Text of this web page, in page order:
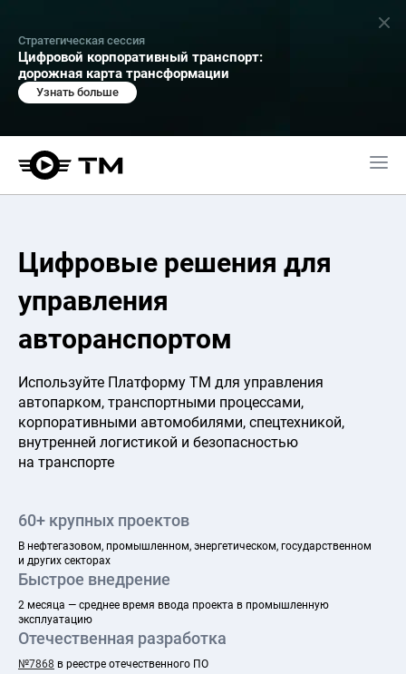
Стратегическая сессия
Цифровой корпоративный транспорт:
дорожная карта трансформации
Узнать больше
Цифровые решения для
управления
авторанспортом
Используйте Платформу ТМ для управления
автопарком, транспортными процессами,
корпоративными автомобилями, спецтехникой,
внутренней логистикой и безопасностью
на транспорте
60+ крупных проектов
В нефтегазовом, промышленном, энергетическом, государственном
и других секторах
Быстрое внедрение
2 месяца — среднее время ввода проекта в промышленную
эксплуатацию
Отечественная разработка
№7868 в реестре отечественного ПО